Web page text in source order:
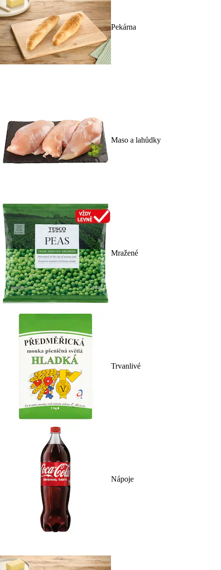
Pekárna
Maso a lahůdky
Mražené
Trvanlivé
Nápoje